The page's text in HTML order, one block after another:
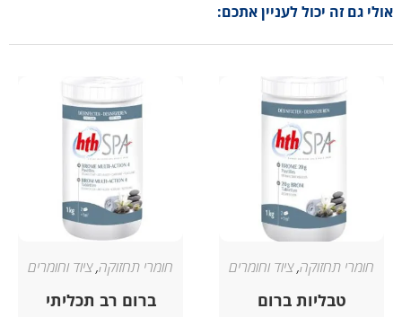
אולי גם זה יכול לעניין אתכם:
חומרי תחזוקה,ציוד וחומרים
טבליות ברום
חומרי תחזוקה,ציוד וחומרים
ברום רב תכליתי